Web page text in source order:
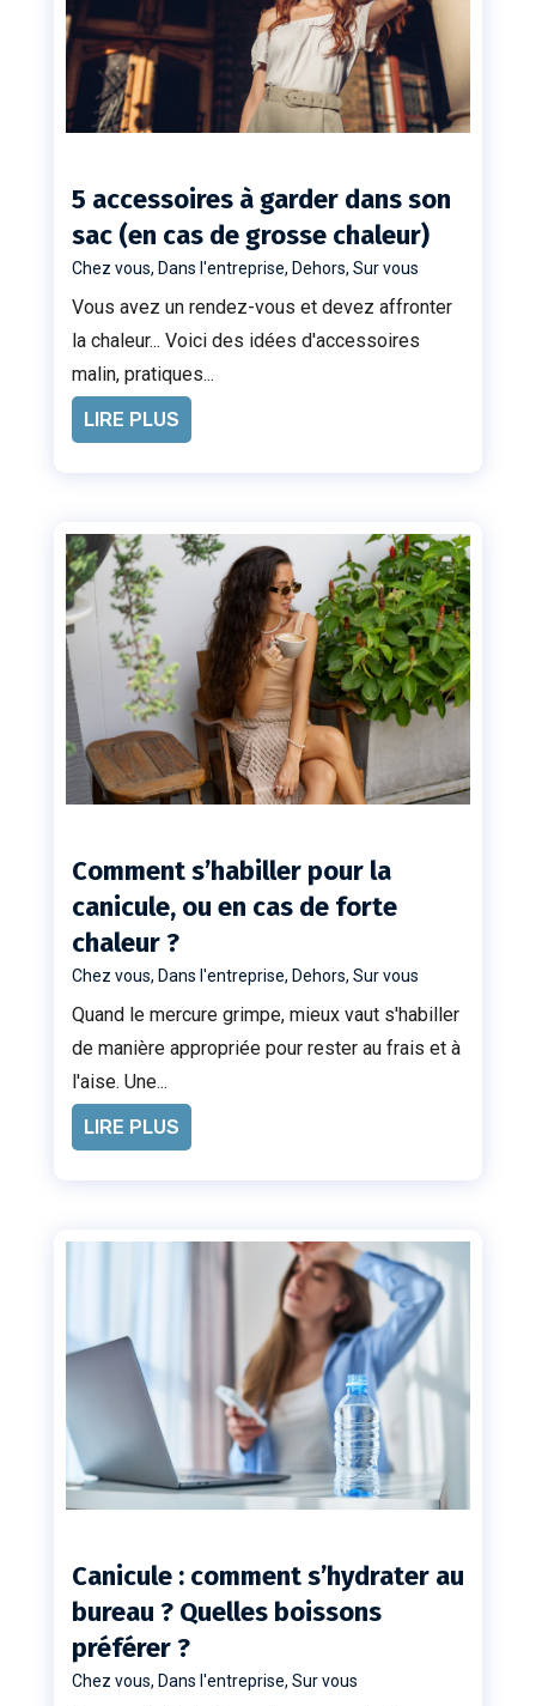
5 accessoires à garder dans son
sac (en cas de grosse chaleur)
Chez vous, Dans l'entreprise, Dehors, Sur vous
Vous avez un rendez-vous et devez affronter
la chaleur... Voici des idées d'accessoires
malin, pratiques...
LIRE PLUS
Comment s’habiller pour la
canicule, ou en cas de forte
chaleur ?
Chez vous, Dans l'entreprise, Dehors, Sur vous
Quand le mercure grimpe, mieux vaut s'habiller
de manière appropriée pour rester au frais et à
l'aise. Une...
LIRE PLUS
Canicule : comment s’hydrater au
bureau ? Quelles boissons
préférer ?
Chez vous, Dans l'entreprise, Sur vous